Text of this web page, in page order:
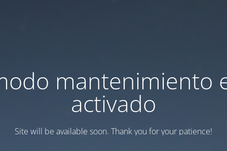
mantenimiento
activado
Site will be available soon. Thank you for your patience!